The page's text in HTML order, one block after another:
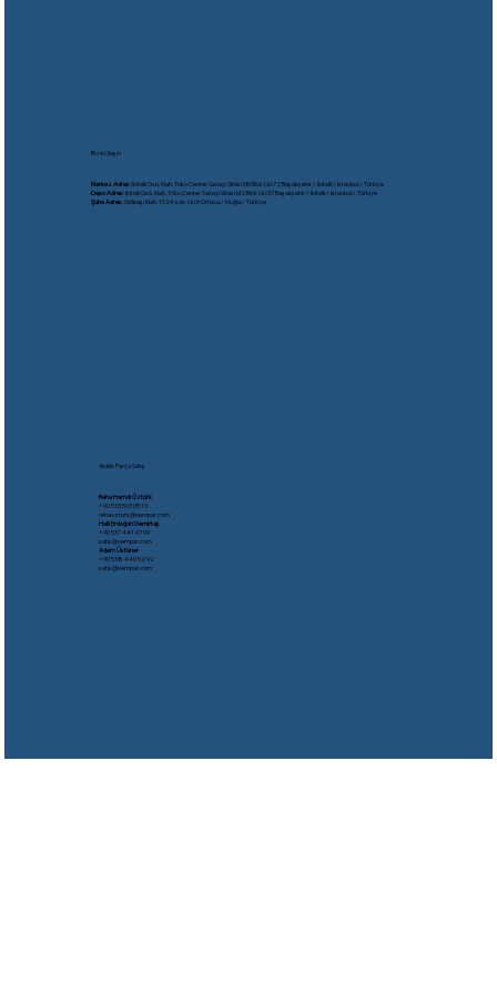
Bize Ulaşın
Merkez Adres:İkitelli Osb. Mah. Triko Center Sanayi Sitesi M5 Blok No:72 Başakşehir / İkitelli / İstanbul / Türkiye
Depo Adres:İkitelli Osb. Mah. Triko Center Sanayi Sitesi M2 Blok No:37 Başakşehir / İkitelli / İstanbul / Türkiye
Şube Adres:Gölbaşı Mah. 1524 sok. No:9 Ortaca / Muğla / Türkiye
Yedek Parça Satış
Reha Hamdi Öztürk
​+90 533 503 05 13
rehaozturk@oempar.com
Halil Erdoğan Demirtaş
+90 537 441 97 99
satis@oempar.com
Adem Üstüner
+90 538 440 52 92
satis@oempar.com